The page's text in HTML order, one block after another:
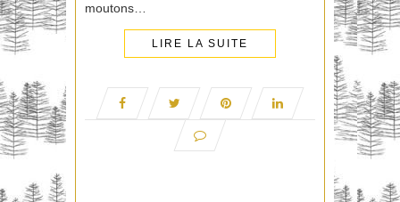
moutons…
LIRE LA SUITE